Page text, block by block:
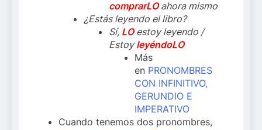
comprarLOahora mismo
¿Estás leyendo el libro?
Sí, LOestoy leyendo /
EstoyleyéndoLO
Más
en PRONOMBRES
CON INFINITIVO,
GERUNDIO E
IMPERATIVO
Cuando tenemos dos pronombres,